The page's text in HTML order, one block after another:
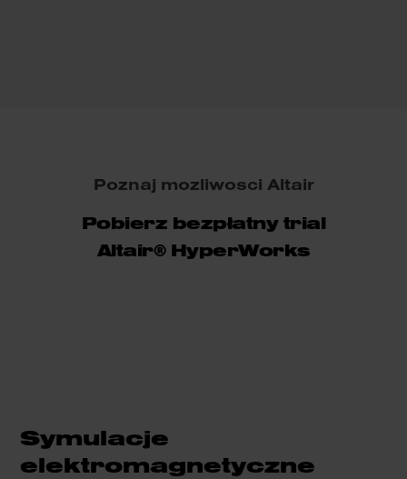
Poznaj mozliwosci Altair
Pobierz bezpłatny trial
Altair® HyperWorks
Symulacje
elektromagnetyczne